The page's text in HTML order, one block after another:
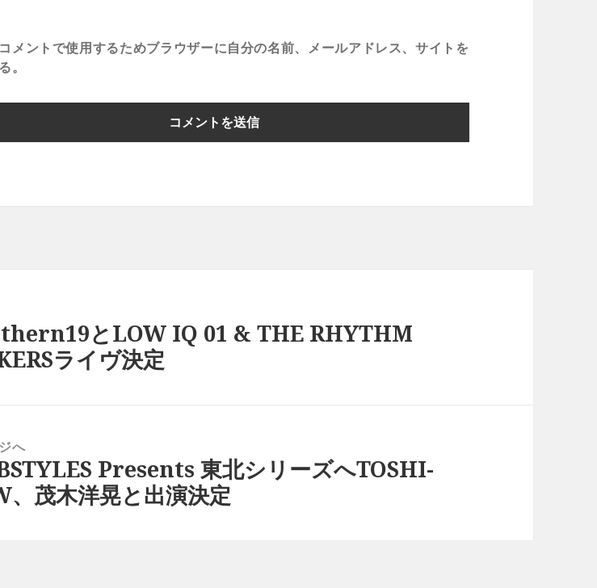
メントで使用するためブラウザーに自分の名前、メールアドレス、サイトを
。
とLOW IQ 01 & THE RHYTHM
ライヴ決定
へ
Presents 東北シリーズへTOSHI-
、茂木洋晃と出演決定